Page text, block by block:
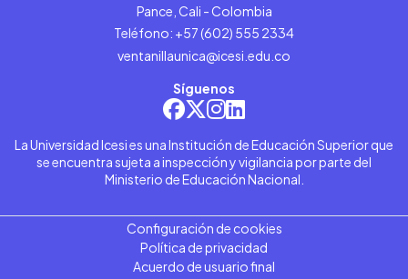
Pance, Cali - Colombia
Teléfono: +57 (602) 555 2334
ventanillaunica@icesi.edu.co
Síguenos
La Universidad Icesi es una Institución de Educación Superior que
se encuentra sujeta a inspección y vigilancia por parte del
Ministerio de Educación Nacional.
Configuración de cookies
Política de privacidad
Acuerdo de usuario final